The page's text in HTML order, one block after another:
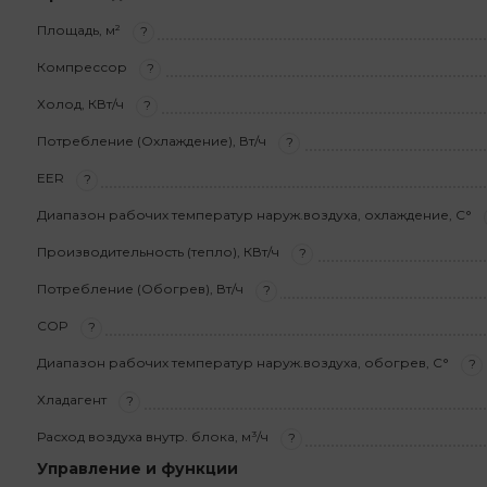
Площадь, м² ?
Компрессор ?
Холод, КВт/ч ?
Потребление (Охлаждение), Вт/ч ?
EER ?
Диапазон рабочих температур наруж.воздуха, охлаждение, С°
Производительность (тепло), КВт/ч ?
Потребление (Обогрев), Вт/ч ?
COP ?
Диапазон рабочих температур наруж.воздуха, обогрев, С° ?
Хладагент ?
Расход воздуха внутр. блока, м³/ч ?
Управление и функции